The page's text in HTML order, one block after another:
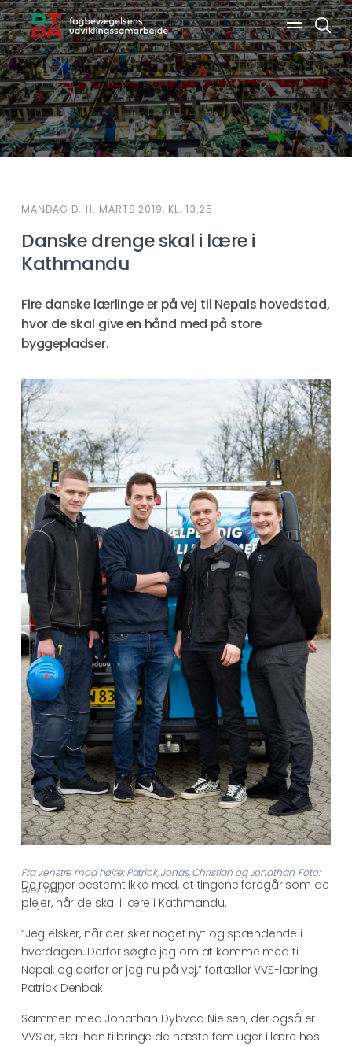
Søg
MANDAG D. 11. MARTS 2019, KL. 13.25
Danske drenge skal i lære i
Kathmandu
Fire danske lærlinge er på vej til Nepals hovedstad,
hvor de skal give en hånd med på store
byggepladser.
Fra venstre mod højre: Patrick, Jonas, Christian og Jonathan. Foto:
Alex Tran.
De regner bestemt ikke med, at tingene foregår som de
plejer, når de skal i lære i Kathmandu.
”Jeg elsker, når der sker noget nyt og spændende i
hverdagen. Derfor søgte jeg om at komme med til
Nepal, og derfor er jeg nu på vej,” fortæller VVS-lærling
Patrick Denbak.
Sammen med Jonathan Dybvad Nielsen, der også er
VVS’er, skal han tilbringe de næste fem uger i lære hos